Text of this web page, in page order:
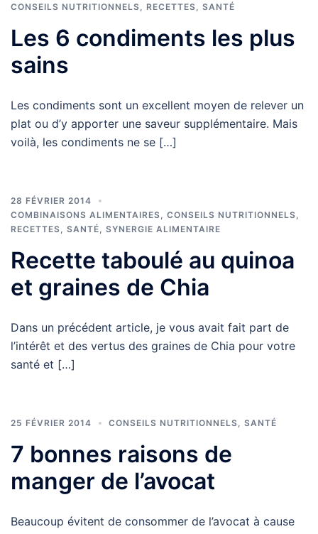
CONSEILS NUTRITIONNELS
RECETTES SANTÉ
Les 6 condiments les plus
sains
Les condiments sont un excellent moyen de relever un
plat ou d’y apporter une saveur supplémentaire. Mais
voilà, les condiments ne se […]
28 FÉVRIER 2014
COMBINAISONS ALIMENTAIRES
CONSEILS NUTRITIONNELS
RECETTES
SANTÉ SYNERGIE ALIMENTAIRE
Recette taboulé au quinoa
et graines de Chia
Dans un précédent article, je vous avait fait part de
l’intérêt et des vertus des graines de Chia pour votre
santé et […]
25 FÉVRIER 2014 CONSEILS NUTRITIONNELS SANTÉ
7 bonnes raisons de
manger de l’avocat
Beaucoup évitent de consommer de l’avocat à cause